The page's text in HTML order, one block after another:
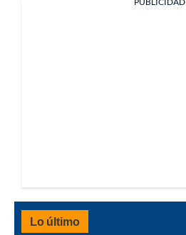
Lo último